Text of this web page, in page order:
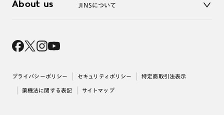
レンズ交換
About us JINSについて
採用情報
出店について
プライバシーポリシー セキュリティポリシー 特定商取引法表示
薬機法に関する表記 サイトマップ